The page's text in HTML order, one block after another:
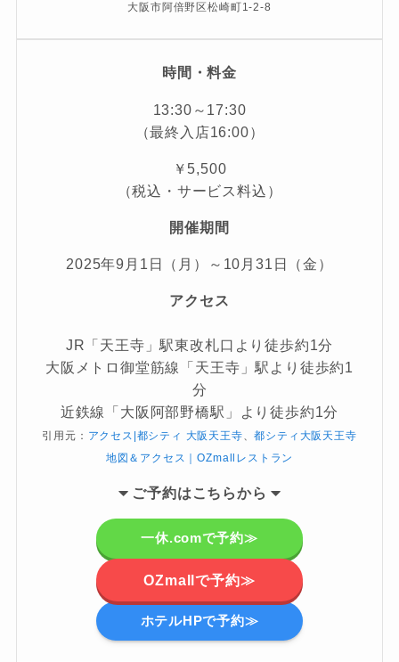
大阪市阿倍野区松崎町1-2-8
時間・料金
13:30～17:30
（最終入店16:00）
￥5,500
（税込・サービス料込）
開催期間
2025年9月1日（月）～10月31日（金）
アクセス
JR「天王寺」駅東改札口より徒歩約1分
大阪メトロ御堂筋線「天王寺」駅より徒歩約1
分
近鉄線「大阪阿部野橋駅」より徒歩約1分
引用元： アクセス|都シティ 大阪天王寺、都シティ大阪天王寺
地図＆アクセス｜OZmallレストラン
ご予約はこちらから
一休.comで予約≫
OZmallで予約≫
ホテルHPで予約≫